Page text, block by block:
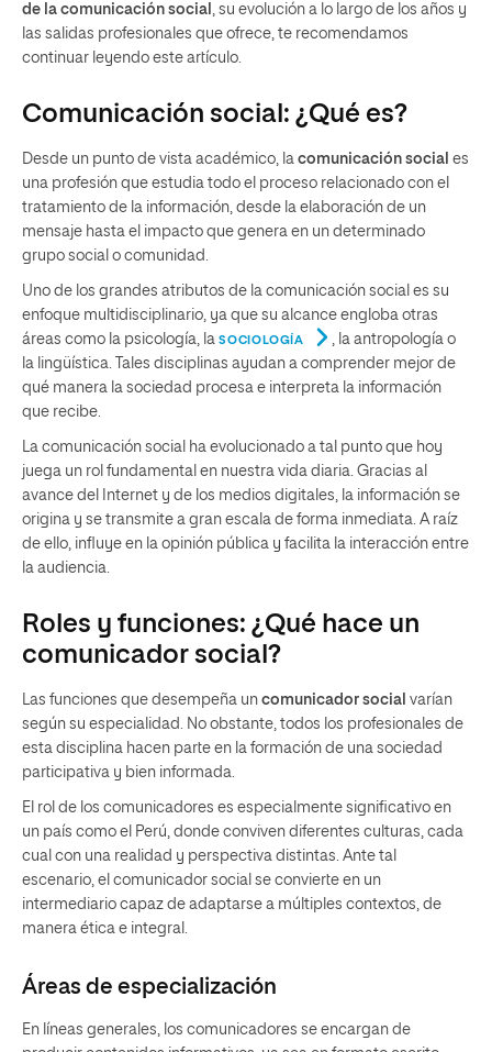
de la comunicación social
, su evolución a lo largo de los años y
las salidas profesionales que ofrece, te recomendamos
continuar leyendo este artículo.
Comunicación social: ¿Qué es?
Desde un punto de vista académico, la comunicación social es
una profesión que estudia todo el proceso relacionado con el
tratamiento de la información, desde la elaboración de un
mensaje hasta el impacto que genera en un determinado
grupo social o comunidad.
Uno de los grandes atributos de la comunicación social es su
enfoque multidisciplinario, ya que su alcance engloba otras
áreas como la psicología, la SOCIOLOGÍA
, la antropología o
la lingüística. Tales disciplinas ayudan a comprender mejor de
qué manera la sociedad procesa e interpreta la información
que recibe.
La comunicación social ha evolucionado a tal punto que hoy
juega un rol fundamental en nuestra vida diaria. Gracias al
avance del Internet y de los medios digitales, la información se
origina y se transmite a gran escala de forma inmediata. A raíz
de ello, influye en la opinión pública y facilita la interacción entre
la audiencia.
Roles y funciones: ¿Qué hace un
comunicador social?
Las funciones que desempeña un comunicador social varían
según su especialidad. No obstante, todos los profesionales de
esta disciplina hacen parte en la formación de una sociedad
participativa y bien informada.
El rol de los comunicadores es especialmente significativo en
un país como el Perú, donde conviven diferentes culturas, cada
cual con una realidad y perspectiva distintas. Ante tal
escenario, el comunicador social se convierte en un
intermediario capaz de adaptarse a múltiples contextos, de
manera ética e integral.
Áreas de especialización
En líneas generales, los comunicadores se encargan de